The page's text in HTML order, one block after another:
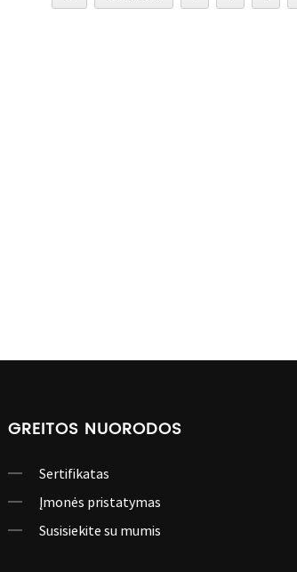
GREITOS NUORODOS
Sertifikatas
Įmonės pristatymas
Susisiekite su mumis